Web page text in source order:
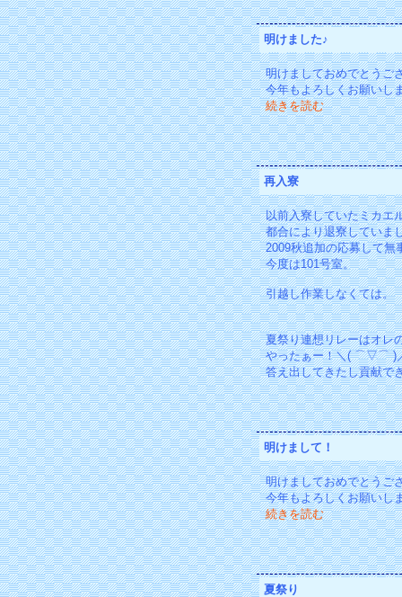
明けました♪
明けましておめでとうご
今年もよろしくお願いし
続きを読む
再入寮
以前入寮していたミカエ
都合により退寮していま
2009秋追加の応募して無
今度は101号室。
引越し作業しなくては。
夏祭り連想リレーはオレ
やったぁー！＼( ⌒▽⌒ )
答え出してきたし貢献で
明けまして！
明けましておめでとうご
今年もよろしくお願いし
続きを読む
夏祭り